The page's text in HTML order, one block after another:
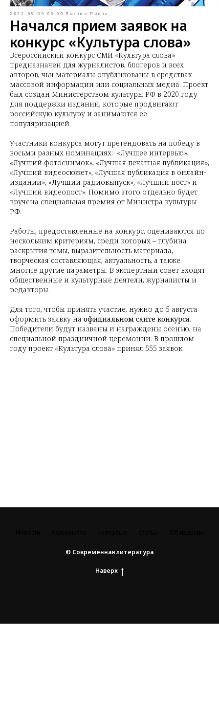
2022-05-09 09:00 Поэзия Проза
Начался прием заявок на
конкурс «Культура слова»
Всероссийский конкурс СМИ «Культура слова»
предназначен для журналистов, блогеров и всех
авторов, чьи материалы опубликованы в средствах
массовой информации или социальных медиа. Проект
был создан Министерством культуры РФ в 2020 году
для поддержки изданий, которые продвигают
российскую культуру и занимаются ее
популяризацией.
Участники конкурса могут претендовать на победу в
восьми разных номинациях: «Лучшее интервью»,
«Лучший фотоснимок», «Лучшая печатная публикация»,
«Лучший видеосюжет», «Лучшая публикация в онлайн-
издании», «Лучший радиовыпуск», «Лучший пост» и
«Лучший видеопост». Помимо этого отдельно будет
вручена специальная премия от Министра культуры
РФ.
Работы, предоставленные на конкурс, оцениваются по
нескольким критериям, среди которых – глубина
раскрытия темы, выразительность материала,
творческая составляющая, актуальность, а также
многие другие параметры. В экспертный совет входят
общественные и культурные деятели, журналисты и
редакторы.
Для того, чтобы принять участие, нужно до 5 августа
оформить заявку на официальном сайте конкурса.
Победители будут названы и награждены осенью, на
специальной праздничной церемонии. В прошлом
году проект «Культура слова» принял 555 заявок.
© Современная литература
Наверх